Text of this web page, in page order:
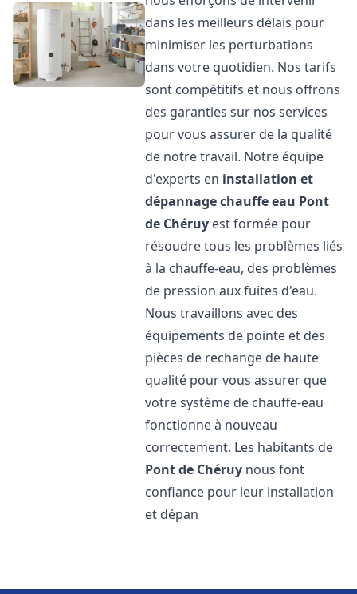
dans les meilleurs délais pour
minimiser les perturbations
dans votre quotidien. Nos tarifs
sont compétitifs et nous offrons
des garanties sur nos services
pour vous assurer de la qualité
de notre travail. Notre équipe
d'experts en installation et
dépannage chauffe eau Pont
de Chéruy est formée pour
résoudre tous les problèmes liés
à la chauffe-eau, des problèmes
de pression aux fuites d'eau.
Nous travaillons avec des
équipements de pointe et des
pièces de rechange de haute
qualité pour vous assurer que
votre système de chauffe-eau
fonctionne à nouveau
correctement. Les habitants de
Pont de Chéruy nous font
confiance pour leur installation
et dépan